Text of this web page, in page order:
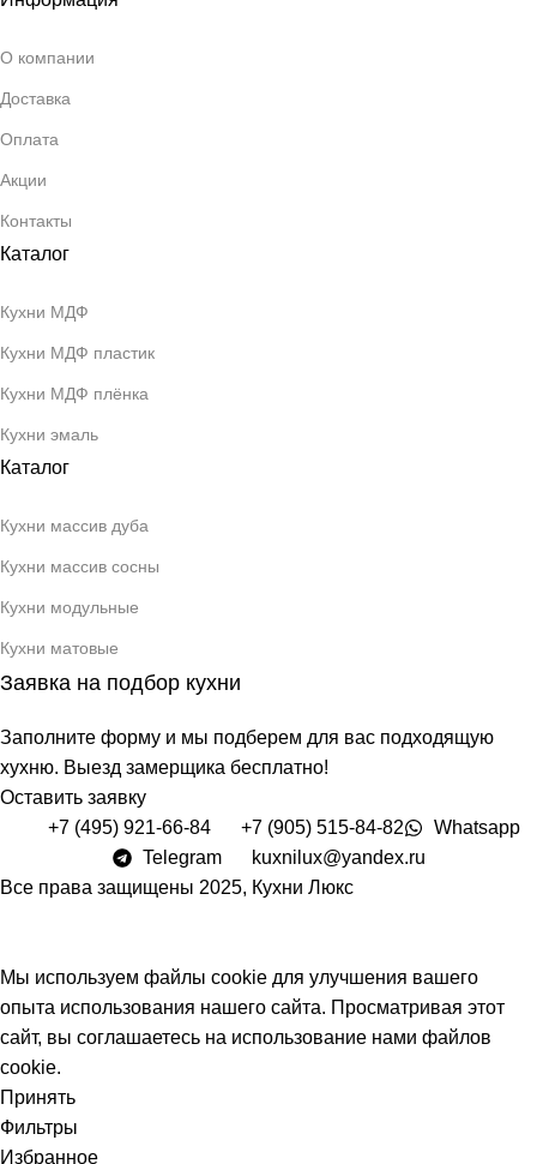
О компании
Доставка
Оплата
Акции
Контакты
Каталог
Кухни МДФ
Кухни МДФ пластик
Кухни МДФ плёнка
Кухни эмаль
Каталог
Кухни массив дуба
Кухни массив сосны
Кухни модульные
Кухни матовые
Заявка на подбор кухни
Заполните форму и мы подберем для вас подходящую
хухню. Выезд замерщика бесплатно!
Оставить заявку
+7 (495) 921-66-84
+7 (905) 515-84-82
Whatsapp
Telegram
kuxnilux@yandex.ru
Все права защищены 2025, Кухни Люкс
Мы используем файлы cookie для улучшения вашего
опыта использования нашего сайта. Просматривая этот
сайт, вы соглашаетесь на использование нами файлов
cookie.
Принять
Фильтры
Избранное